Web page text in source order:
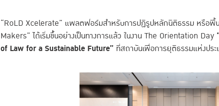
“RoLD Xcelerate” แพลตฟอร์มสำหรับการปฏิรูปหลักนิติธรรม หรือพื้น
Makers” ได้เริ่มขึ้นอย่างเป็นทางการแล้ว ในงาน The Orientation Day
of Law for a Sustainable Future” ที่สถาบันเพื่อการยุติธรรมแห่งประ